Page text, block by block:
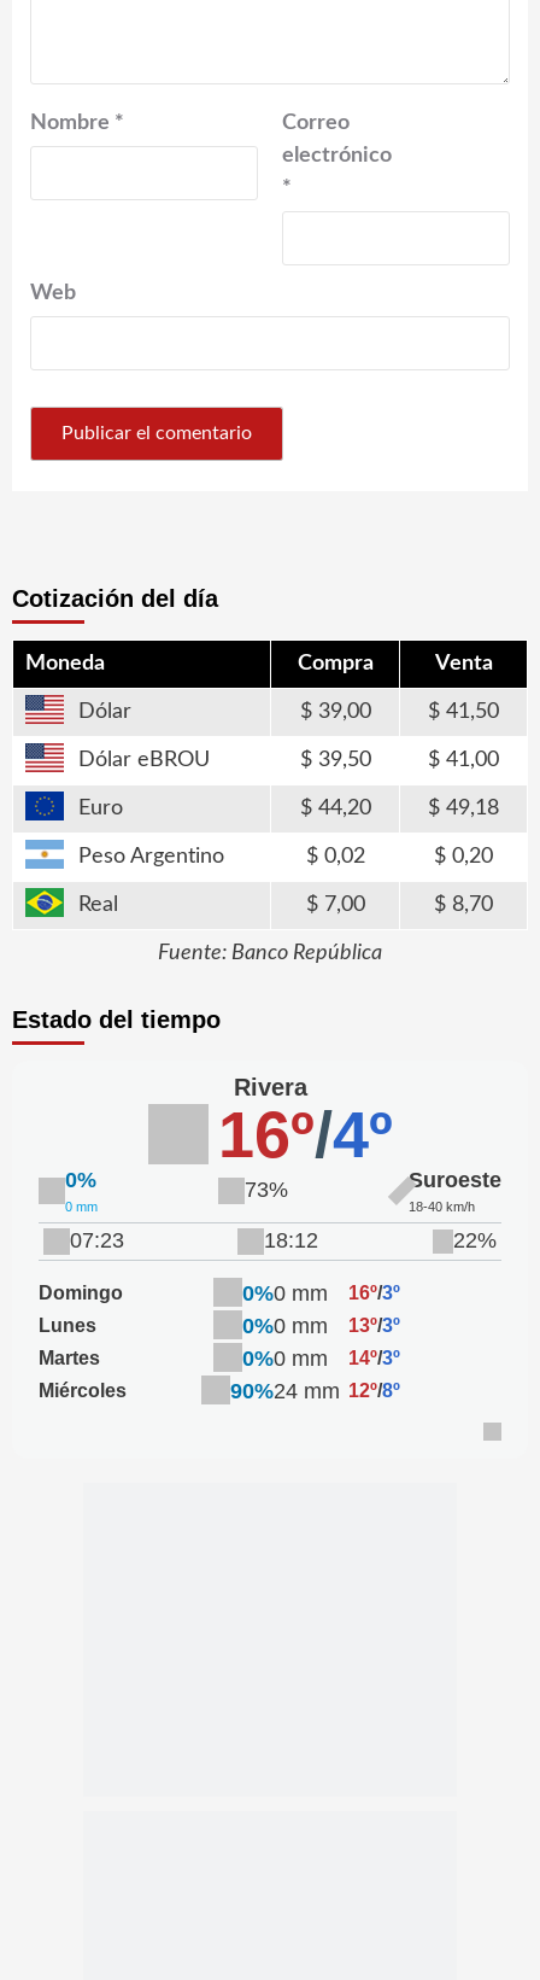
Nombre *
Correo
electrónico
*
Web
Cotización del día
Moneda Compra Venta
Dólar 39,00 41,50
Dólar eBROU 39,50 41,00
Euro 44,20 49,18
Peso Argentino 0,02 0,20
Real 7,00 8,70
Fuente: Banco República
Estado del tiempo
Rivera
16º/4º
0%
0 mm
73% Suroeste
18-40 km/h
07:23 18:12 22%
Domingo 0%0 mm 16º/3º
Lunes
0%0 mm 13º/3º
Martes
0%0 mm 14º/3º
Miércoles
90%24 mm 12º/8º